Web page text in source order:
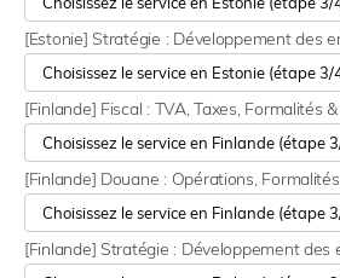
[Estonie] Stratégie : Développement des
[Finlande] Fiscal : TVA, Taxes, Formalités
[Finlande] Douane : Opérations,
[Finlande] Stratégie : Développement des